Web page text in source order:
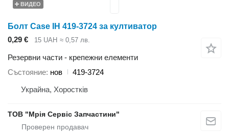
ВИДЕО
Болт Case IH 419-3724 за култиватор
0,29 €
15 UAH ≈ 0,57 лв.
Резервни части - крепежни елементи
Състояние нов
419-3724
Украйна, Хоростків
ТОВ "Мрія Сервіс Запчастини"